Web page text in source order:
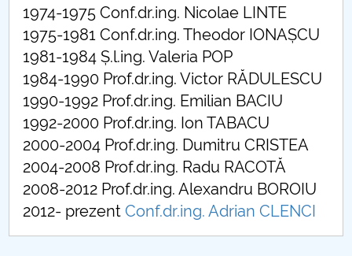
Salonul Student Auto
Premierea studenților de TOP
Școala de vară - INTRODUCERE ÎN TAINELE
INGINERIEI AUTOMOBILULUI
1974-1975 Conf.dr.ing. Nicolae LINTE
1975-1981 Conf.dr.ing. Theodor IONAȘCU
1981-1984 Ș.l.ing. Valeria POP
1984-1990 Prof.dr.ing. Victor RĂDULESCU
1990-1992 Prof.dr.ing. Emilian BACIU
1992-2000 Prof.dr.ing. Ion TABACU
2000-2004 Prof.dr.ing. Dumitru CRISTEA
2004-2008 Prof.dr.ing. Radu RACOTĂ
2008-2012 Prof.dr.ing. Alexandru BOROIU
2012- prezentConf.dr.ing. Adrian CLENCI